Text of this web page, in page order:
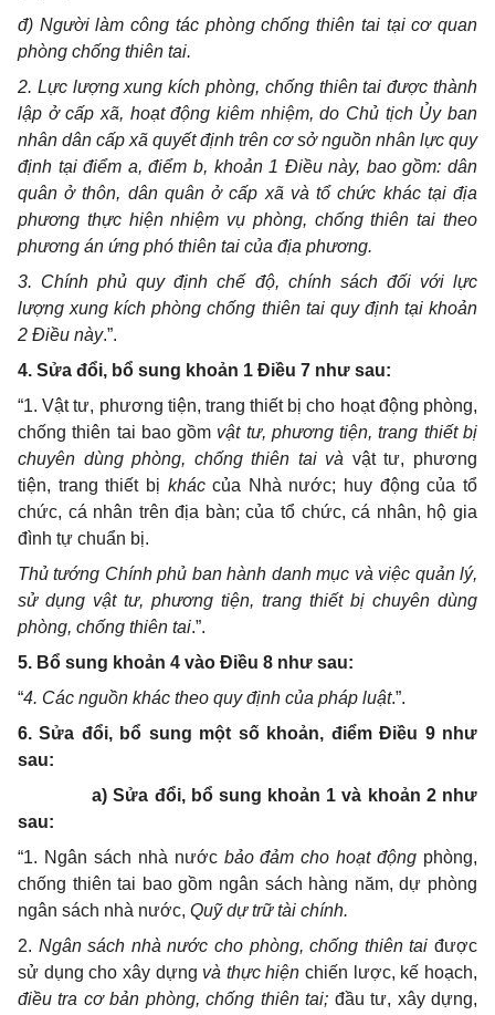
đ) Người làm công tác phòng chống thiên tai tại cơ quan
phòng chống thiên tai.
2. Lực lượng xung kích phòng, chống thiên tai được thành
lập ở cấp xã, hoạt động kiêm nhiệm, do Chủ tịch Ủy ban
nhân dân cấp xã quyết định trên cơ sở nguồn nhân lực quy
định tại điểm a, điểm b, khoản 1 Điều này, bao gồm: dân
quân ở thôn, dân quân ở cấp xã và tổ chức khác tại địa
phương thực hiện nhiệm vụ phòng, chống thiên tai theo
phương án ứng phó thiên tai của địa phương.
3. Chính phủ quy định chế độ, chính sách đối với lực
lượng xung kích phòng chống thiên tai quy định tại khoản
2 Điều này.”.
4. Sửa đổi, bổ sung khoản 1 Điều 7 như sau:
“1. Vật tư, phương tiện, trang thiết bị cho hoạt động phòng,
chống thiên tai bao gồm vật tư, phương tiện, trang thiết bị
chuyên dùng phòng, chống thiên tai và vật tư, phương
tiện, trang thiết bị kháccủa Nhà nước; huy động của tổ
chức, cá nhân trên địa bàn; của tổ chức, cá nhân, hộ gia
đình tự chuẩn bị.
Thủ tướng Chính phủ ban hành danh mục và việc quản lý,
sử dụng vật tư, phương tiện, trang thiết bị chuyên dùng
phòng, chống thiên tai.”.
5. Bổ sung khoản 4 vào Điều 8 như sau:
“4. Các nguồn khác theo quy định của pháp luật.”.
6. Sửa đổi, bổ sung một số khoản, điểm Điều 9 như
sau:
a) Sửa đổi, bổ sung khoản 1 và khoản 2 như
sau:
“1. Ngân sách nhà nước bảo đảm cho hoạt động phòng,
chống thiên tai bao gồm ngân sách hàng năm, dự phòng
ngân sách nhà nước, Quỹ dự trữ tài chính.
2. Ngân sách nhà nước cho phòng, chống thiên taiđược
sử dụng cho xây dựng và thực hiện chiến lược, kế hoạch,
điều tra cơ bản phòng, chống thiên tai; đầu tư, xây dựng,